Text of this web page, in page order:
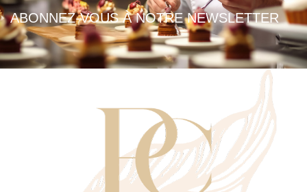
ABONNEZ-VOUS À NOTRE NEWSLETTER